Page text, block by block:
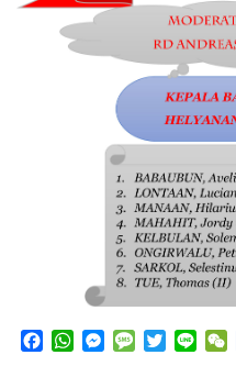
FacebookWhatsApp
Messenger
Message
Twitter
Line